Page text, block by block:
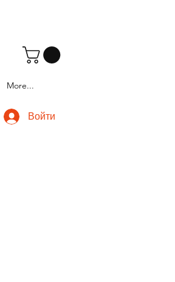
More...
Войти